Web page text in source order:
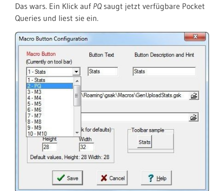
Das wars. Ein Klick auf PQsaugt jetzt verfügbare Pocket
Queries und liest sie ein.